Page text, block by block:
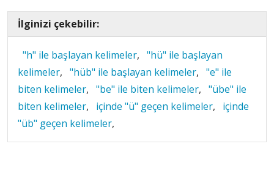
İlginizi çekebilir:
"h" ile başlayan kelimeler, "hü" ile başlayan
kelimeler, "hüb" ile başlayan kelimeler, "e" ile
biten kelimeler, "be" ile biten kelimeler, "übe" ile
biten kelimeler, içinde "ü" geçen kelimeler,
içinde
"üb" geçen kelimeler,